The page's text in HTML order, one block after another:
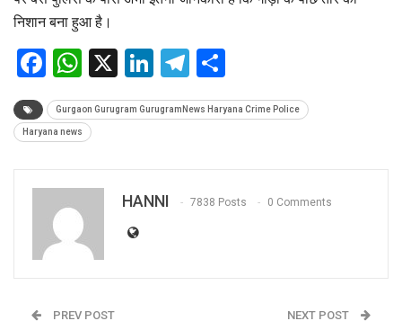
निशान बना हुआ है।
Facebook
WhatsApp
X LinkedIn
Telegram
Gurgaon Gurugram GurugramNews Haryana Crime Police
Haryana news
HANNI 7838 Posts 0 Comments
PREV POST NEXT POST